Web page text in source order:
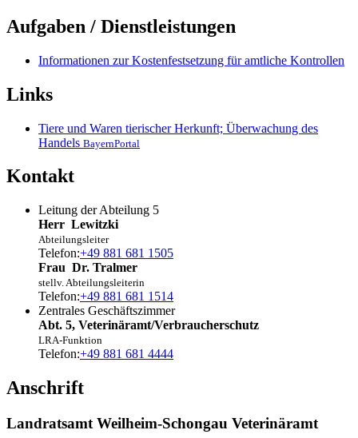
Aufgaben / Dienstleistungen
Informationen zur Kostenfestsetzung für amtliche Kontrollen
Links
Tiere und Waren tierischer Herkunft; Überwachung des
Handels BayernPortal
Kontakt
Leitung der Abteilung 5
Herr Lewitzki
Abteilungsleiter
Telefon:+49 881 681 1505
Frau Dr. Tralmer
stellv. Abteilungsleiterin
Telefon:+49 881 681 1514
Zentrales Geschäftszimmer
Abt. 5, Veterinäramt/Verbraucherschutz
LRA-Funktion
Telefon:+49 881 681 4444
Anschrift
Landratsamt Weilheim-Schongau Veterinäramt